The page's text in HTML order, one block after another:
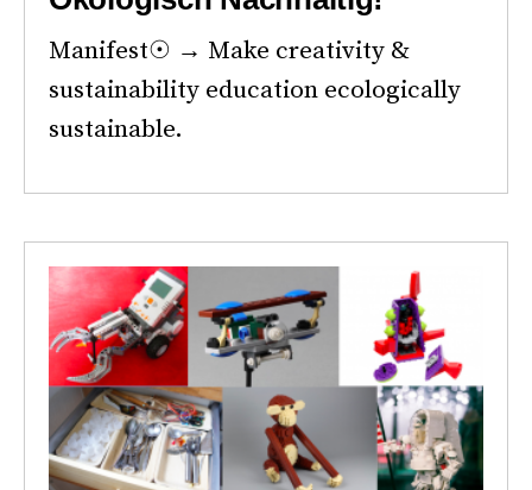
Manifest☉ → Make creativity &
sustainability education ecologically
sustainable.